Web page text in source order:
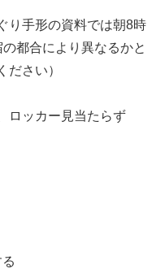
り手形の資料では朝8時
都合により異なるかと
ださい）
ロッカー見当たらず